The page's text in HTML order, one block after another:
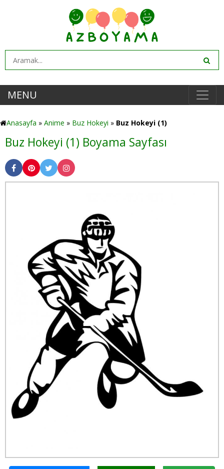
MENU
Anasayfa » Anime » Buz Hokeyi » Buz Hokeyi (1)
Buz Hokeyi (1) Boyama Sayfası